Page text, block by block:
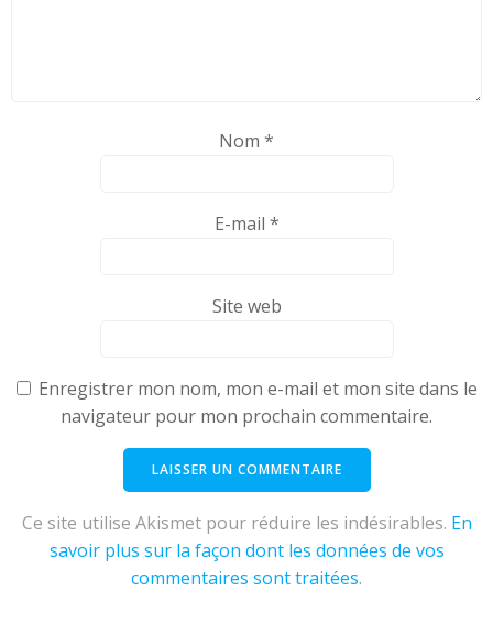
Nom *
E-mail *
Site web
Enregistrer mon nom, mon e-mail et mon site dans le
navigateur pour mon prochain commentaire.
Ce site utilise Akismet pour réduire les indésirables. En
savoir plus sur la façon dont les données de vos
commentaires sont traitées.